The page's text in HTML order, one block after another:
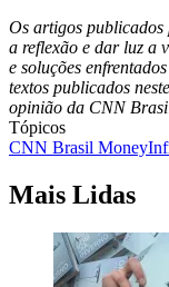
Os artigos publicados
a reflexão e dar luz a
e soluções
textos publicados
opinião da CNN
Tópicos
CNN Brasil Money
Mais Lidas